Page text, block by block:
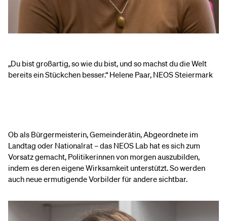
„Du bist großartig, so wie du bist, und so machst du die Welt
bereits ein Stückchen besser.“ Helene Paar, NEOS Steiermark
Ob als Bürgermeisterin, Gemeinderätin, Abgeordnete im
Landtag oder Nationalrat – das NEOS Lab hat es sich zum
Vorsatz gemacht, Politikerinnen von morgen auszubilden,
indem es deren eigene Wirksamkeit unterstützt. So werden
auch neue ermutigende Vorbilder für andere sichtbar.